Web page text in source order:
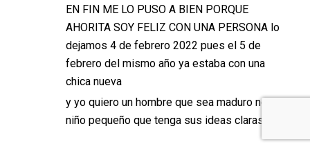
EN FIN ME LO PUSO A BIEN PORQUE
AHORITA SOY FELIZ CON UNA PERSONA lo
dejamos 4 de febrero 2022 pues el 5 de
febrero del mismo año ya estaba con una
chica nueva
y yo quiero un hombre que sea maduro no un
niño pequeño que tenga sus ideas claras